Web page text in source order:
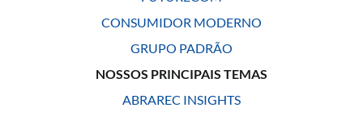
CONSUMIDOR MODERNO
GRUPO PADRÃO
NOSSOS PRINCIPAIS TEMAS
ABRAREC INSIGHTS